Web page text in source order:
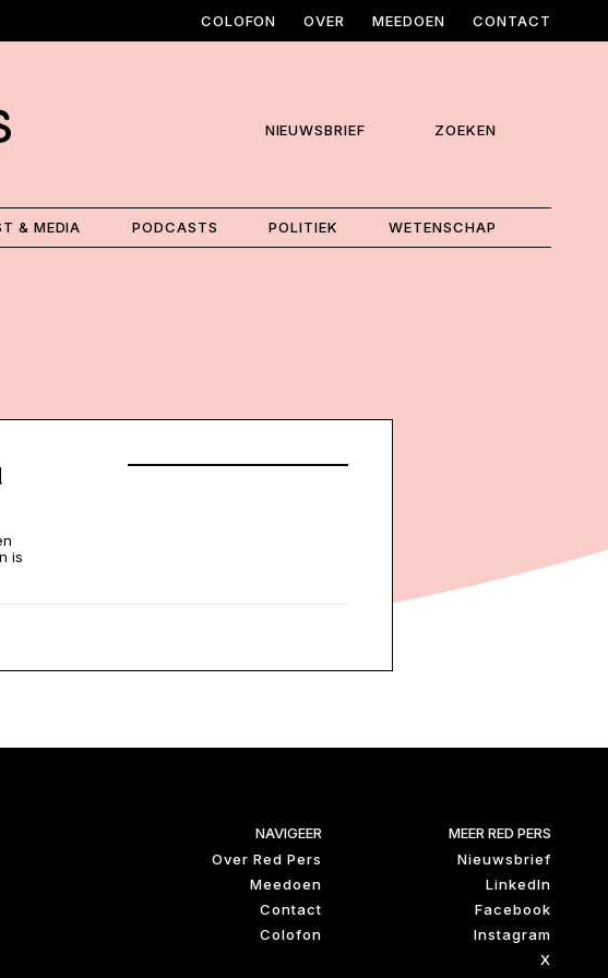
COLOFON OVER MEEDOEN CONTACT
NIEUWSBRIEF ZOEKEN
& MEDIA PODCASTS POLITIEK WETENSCHAP
is
NAVIGEER
Over Red Pers
Meedoen
Contact
Colofon
MEER RED PERS
Nieuwsbrief
LinkedIn
Facebook
Instagram
X